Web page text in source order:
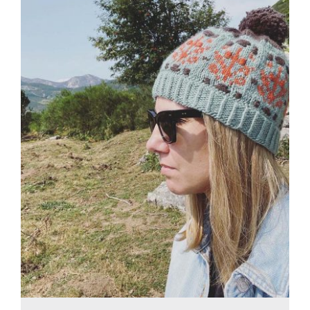
Blog
Contacto
Newsletter
Carrito
Mi cuenta